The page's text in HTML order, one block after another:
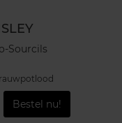
Sourcils
Bestel nu!